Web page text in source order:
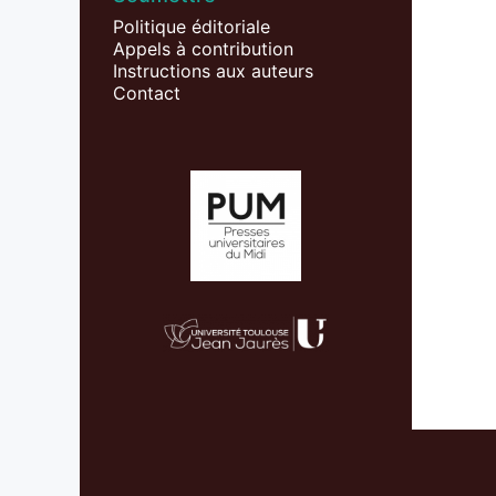
Politique éditoriale
Appels à contribution
Instructions aux auteurs
Contact